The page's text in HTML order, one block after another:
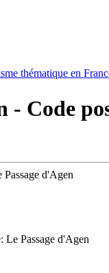
- Code
d'Agen
Le Passage d'Agen